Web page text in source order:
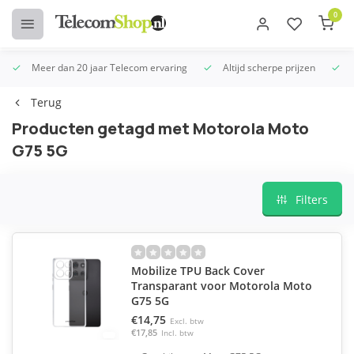
0
Meer dan 20 jaar Telecom ervaring Altijd scherpe prijzen
Terug
Producten getagd met Motorola Moto
G75 5G
Filters
Mobilize TPU Back Cover
Transparant voor Motorola Moto
G75 5G
€14,75 Excl. btw
€17,85 Incl. btw